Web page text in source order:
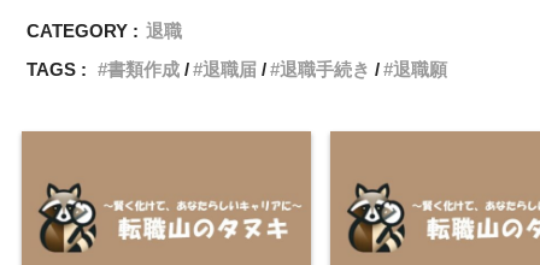
CATEGORY : 退職
TAGS :
書類作成 退職届 退職手続き 退職願